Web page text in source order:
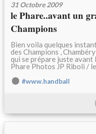
31 Octobre 2009
le Phare..avant un
Champions
Bien voila quelques
des Champions ,
qui se prépare juste avant
Phare Photos JP Riboli /
#www.handball